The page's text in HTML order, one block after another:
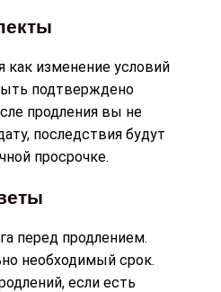
как изменение условий
подтверждено
продления вы не
последствия будут
просрочке.
перед продлением.
необходимый срок.
если есть